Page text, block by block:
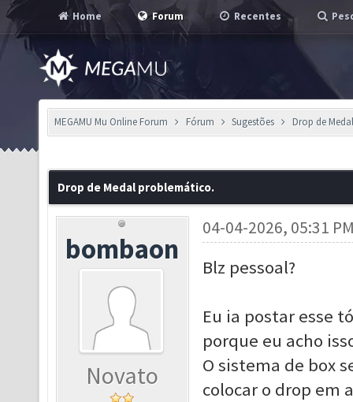
Home Forum Recentes
MEGAMU Mu Online Forum Fórum Sugestões Drop de
Drop de Medal problemático.
bombaon
Novato
04-04-2026, 05:31
Blz pessoal?
Eu ia postar esse
porque eu acho
O sistema de box
colocar o drop em